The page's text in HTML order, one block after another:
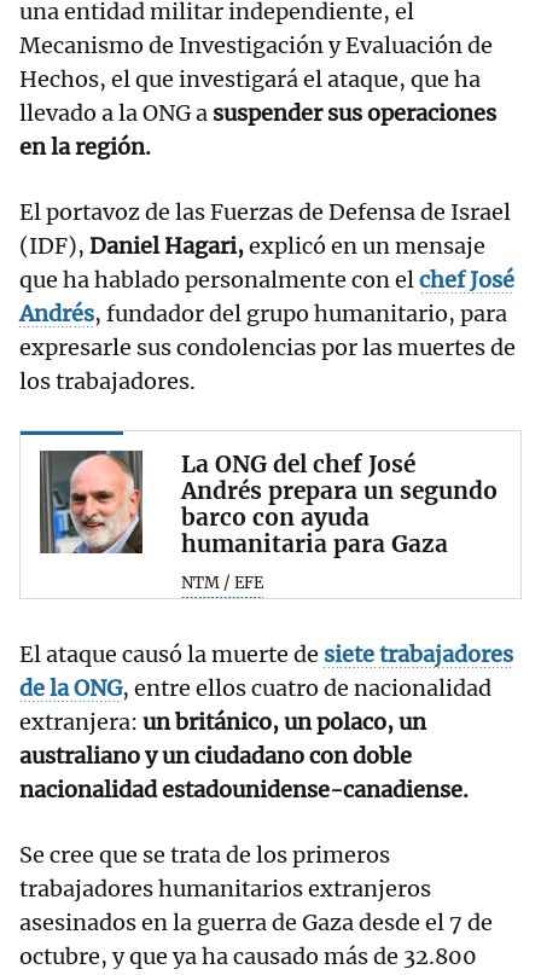
una entidad militar independiente, el
Mecanismo de Investigación y Evaluación de
Hechos, el que investigará el ataque, que ha
llevado a la ONG a suspender sus operaciones
en la región.
El portavoz de las Fuerzas de Defensa de Israel
(IDF), Daniel Hagari,explicó en un mensaje
que ha hablado personalmente con elchef José
Andrés, fundador del grupo humanitario, para
expresarle sus condolencias por las muertes de
los trabajadores.
La ONG del chef José
Andrés prepara un segundo
barco con ayuda
humanitaria para Gaza
NTM / EFE
El ataque causó la muerte de siete trabajadores
de la ONG, entre ellos cuatro de nacionalidad
extranjera: un británico, un polaco, un
australiano y un ciudadano con doble
nacionalidad estadounidense-canadiense.
Se cree que se trata de los primeros
trabajadores humanitarios extranjeros
asesinados en la guerra de Gaza desde el 7 de
octubre, y que ya ha causado más de 32.800